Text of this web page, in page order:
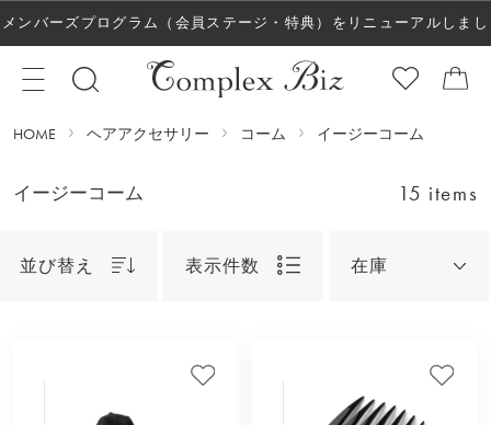
メンバーズプログラム（会員ステージ・特典）をリニューアルしまし
た！
HOME ヘアアクセサリー コーム イージーコーム
イージーコーム 15 items
並び替え 表示件数 在庫